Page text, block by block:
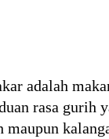
adalah
rasa gurih
maupun